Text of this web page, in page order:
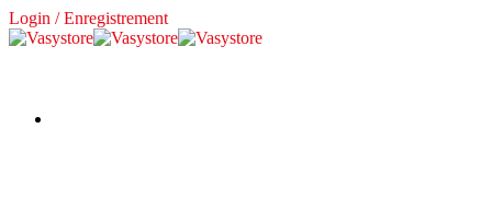
Login / Enregistrement